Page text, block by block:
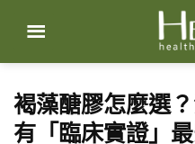
content
褐藻醣膠怎麼選
有「臨床實證」最